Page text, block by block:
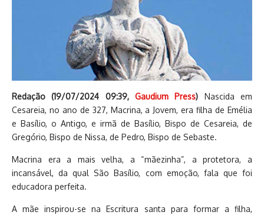
Redação (19/07/2024 09:39,Gaudium Press) Nascida em
Cesareia, no ano de 327, Macrina, a Jovem, era filha de Emélia
e Basílio, o Antigo, e irmã de Basílio, Bispo de Cesareia, de
Gregório, Bispo de Nissa, de Pedro, Bispo de Sebaste.
Macrina era a mais velha, a “mãezinha”, a protetora, a
incansável, da qual São Basílio, com emoção, fala que foi
educadora perfeita.
A mãe inspirou-se na Escritura santa para formar a filha,